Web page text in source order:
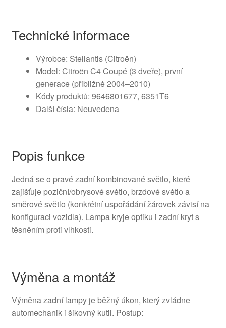
Technické informace
Výrobce: Stellantis (Citroën)
Model: Citroën C4 Coupé (3 dveře), první
generace (přibližně 2004–2010)
Kódy produktů: 9646801677, 6351T6
Další čísla: Neuvedena
Popis funkce
Jedná se o pravé zadní kombinované světlo, které
zajišťuje poziční/obrysové světlo, brzdové světlo a
směrové světlo (konkrétní uspořádání žárovek závisí na
konfiguraci vozidla). Lampa kryje optiku i zadní kryt s
těsněním proti vlhkosti.
Výměna a montáž
Výměna zadní lampy je běžný úkon, který zvládne
automechanik i šikovný kutil. Postup: